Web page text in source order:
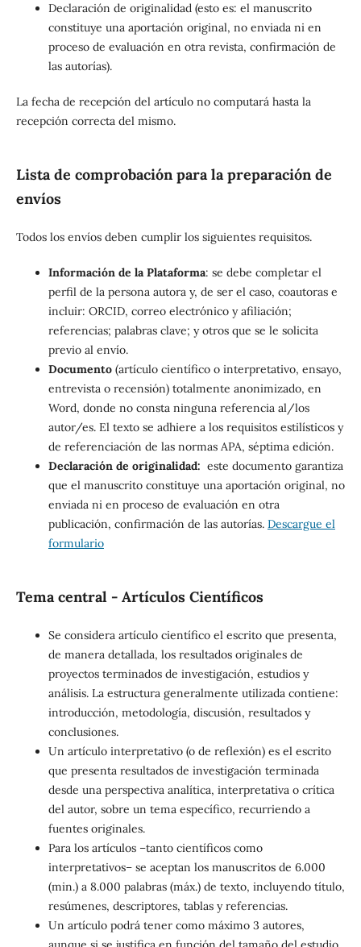
Declaración de originalidad (esto es: el manuscrito
constituye una aportación original, no enviada ni en
proceso de evaluación en otra revista, confirmación de
las autorías).
La fecha de recepción del artículo no computará hasta la
recepción correcta del mismo.
Lista de comprobación para la preparación de
envíos
Todos los envíos deben cumplir los siguientes requisitos.
Información de la Plataforma: se debe completar el
perfil de la persona autora y, de ser el caso, coautoras e
incluir: ORCID, correo electrónico y afiliación;
referencias; palabras clave; y otros que se le solicita
previo al envío.
Documento (artículo científico o interpretativo, ensayo,
entrevista o recensión) totalmente anonimizado, en
Word, donde no consta ninguna referencia al/los
autor/es. El texto se adhiere a los requisitos estilísticos y
de referenciación de las normas APA, séptima edición.
Declaración de originalidad: este documento garantiza
que el manuscrito constituye una aportación original, no
enviada ni en proceso de evaluación en otra
publicación, confirmación de las autorías. Descargue el
formulario
Tema central - Artículos Científicos
Se considera artículo científico el escrito que presenta,
de manera detallada, los resultados originales de
proyectos terminados de investigación, estudios y
análisis. La estructura generalmente utilizada contiene:
introducción, metodología, discusión, resultados y
conclusiones.
Un artículo interpretativo (o de reflexión) es el escrito
que presenta resultados de investigación terminada
desde una perspectiva analítica, interpretativa o crítica
del autor, sobre un tema específico, recurriendo a
fuentes originales.
Para los artículos –tanto científicos como
interpretativos– se aceptan los manuscritos de 6.000
(min.) a 8.000 palabras (máx.) de texto, incluyendo título,
resúmenes, descriptores, tablas y referencias.
Un artículo podrá tener como máximo 3 autores,